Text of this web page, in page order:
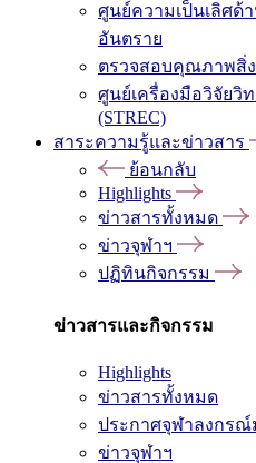
ศูนย์ความเป็นเลิศด้
อันตราย
ตรวจสอบคุณภาพสิ่
ศูนย์เครื่องมือวิจัยวิ
(STREC)
สาระความรู้และข่าวสาร
ย้อนกลับ
Highlights
ข่าวสารทั้งหมด
ข่าวจุฬาฯ
ปฏิทินกิจกรรม
ข่าวสารและกิจกรรม
Highlights
ข่าวสารทั้งหมด
ประกาศจุฬาลงกรณ์
ข่าวจุฬาฯ